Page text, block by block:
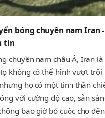
bóng chuyền nam Iran
tin
chuyền nam châu Á, Iran
không có thể hình vượt trội
họ có một tinh thần
với cường độ cao, sẵn
bao giờ bỏ cuộc cho